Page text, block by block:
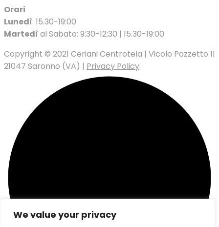
We value your privacy
Orari
Lunedì: 15.30-19:00
Martedì al Sabato: 9:30-12:30 | 15.30-19:00
Copyright © 2021 Ceriani Centrotela | Vicolo Pozzetto 11
21047 Saronno (VA) | Privacy Policy